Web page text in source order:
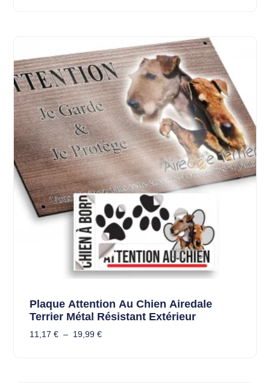
Plaque Attention Au Chien Airedale
Terrier Métal Résistant Extérieur
11,17 € – 19,99 €